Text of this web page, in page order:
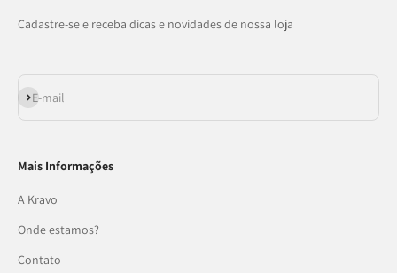
Cadastre-se e receba dicas e novidades de nossa loja
E-mail
Assinar
Mais Informações
A Kravo
Onde estamos?
Contato